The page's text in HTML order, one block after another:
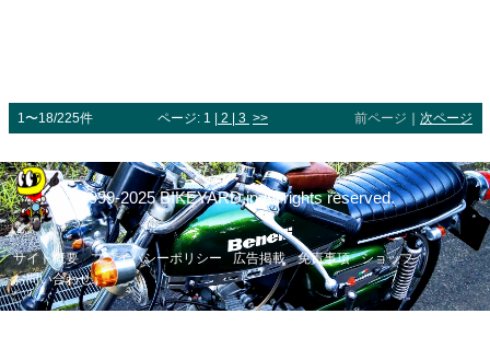
1〜18/225件 ページ: 1 | 2 3 >> 前ページ 次ページ
© 1999-2025 BIKEYARD.jp All rights reserved.
サイト概要 プライバシーポリシー 広告掲載 免責事項
ショップ
お問い合わせ